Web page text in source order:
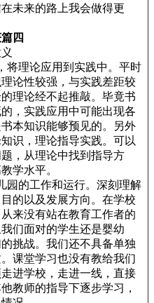
未来的路上我会做得更
四
将理论应用到实践中。平时
论性较强，与实践差距较
理论经不起推敲。毕竟书
，实践应用中可能出现各
本知识能够预见的。另外
识，理论指导实践。可以
，从理论中找到指导方
学水平。
园的工作和运行。深刻理解
的以及发展方向。在学校
来没有站在教育工作者的
们面对的学生还是婴幼
挑战。我们还不具备单独
课堂学习也没有教给我们
进学校，走进一线，直接
教师的指导下逐步学习，